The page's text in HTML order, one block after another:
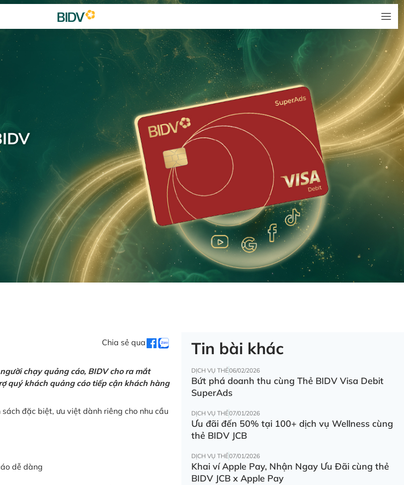
Chia sẻ qua
chạy quảng cáo, BIDV cho ra mắt
quý khách quảng cáo tiếp cận khách hàng
đặc biệt, ưu việt dành riêng cho nhu cầu
dễ dàng
Tin bài khác
DỊCH VỤ THẺ06/02/2026
Bứt phá doanh thu cùng Thẻ BIDV Visa Debit
SuperAds
DỊCH VỤ THẺ07/01/2026
Ưu đãi đến 50% tại 100+ dịch vụ Wellness cùng
thẻ BIDV JCB
DỊCH VỤ THẺ07/01/2026
Khai ví Apple Pay, Nhận Ngay Ưu Đãi cùng thẻ
BIDV JCB x Apple Pay